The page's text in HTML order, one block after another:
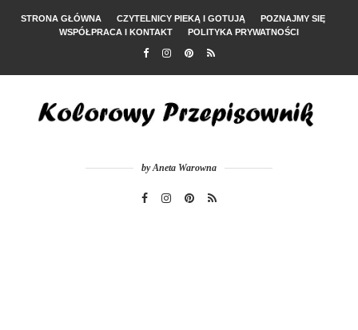
STRONA GŁÓWNA CZYTELNICY PIEKĄ I GOTUJĄ
POZNAJMY SIĘ
WSPÓŁPRACA I KONTAKT
POLITYKA PRYWATNOŚCI
by Aneta Warowna